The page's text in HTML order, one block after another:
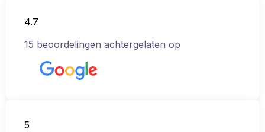
4.7
15 beoordelingen achtergelaten op
5